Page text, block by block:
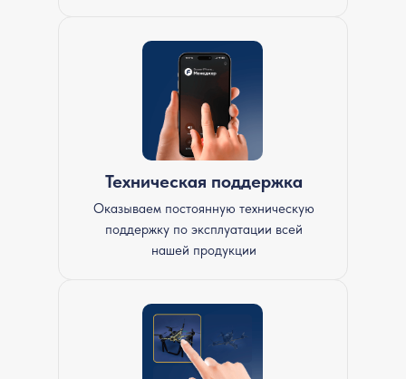
Техническая поддержка
Оказываем постоянную техническую
поддержку по эксплуатации всей
нашей продукции